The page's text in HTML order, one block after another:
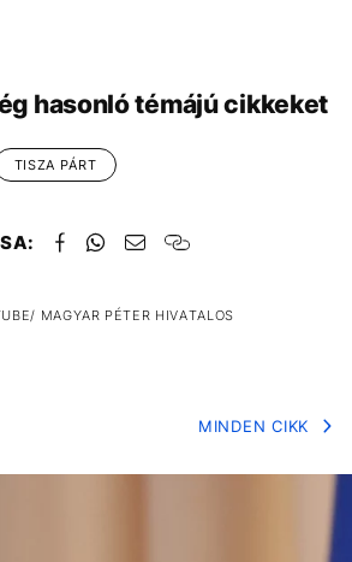
hasonló témájú cikkeket
TISZA PÁRT
MAGYAR PÉTER HIVATALOS
MINDEN CIKK